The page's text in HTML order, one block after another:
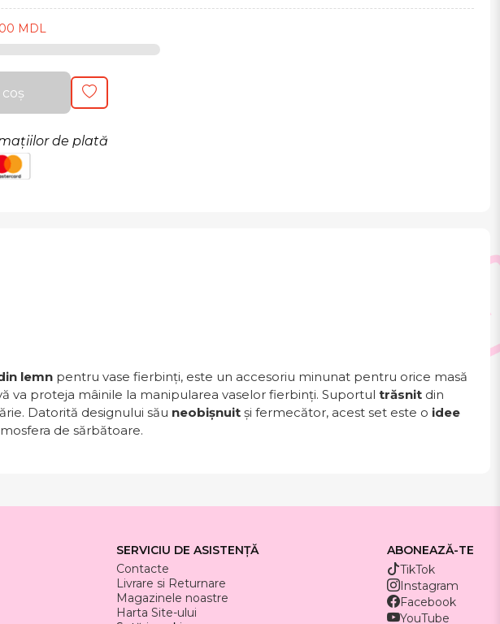
MDL
coș
de plată
lemn pentru vase fierbinți, este un accesoriu minunat pentru orice masă
va proteja mâinile la manipularea vaselor fierbinți. Suportul trăsnit din
Datorită designului său neobișnuit și fermecător, acest set este o idee
de sărbătoare.
SERVICIU DE ASISTENȚĂ
Contacte
Livrare si Returnare
Magazinele noastre
Harta Site-ului
ABONEAZĂ-TE
TikTok
Instagram
Facebook
YouTube